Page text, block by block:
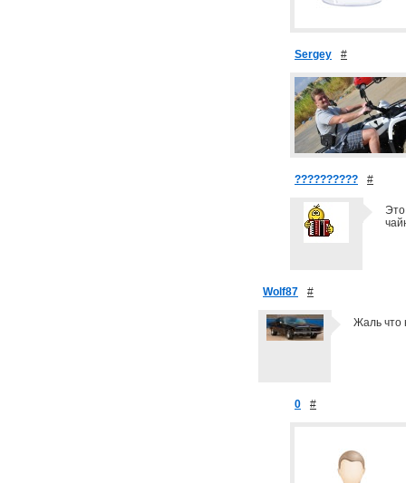
Sergey #
?????????? #
Это
Wolf87 #
Жаль что
0 #